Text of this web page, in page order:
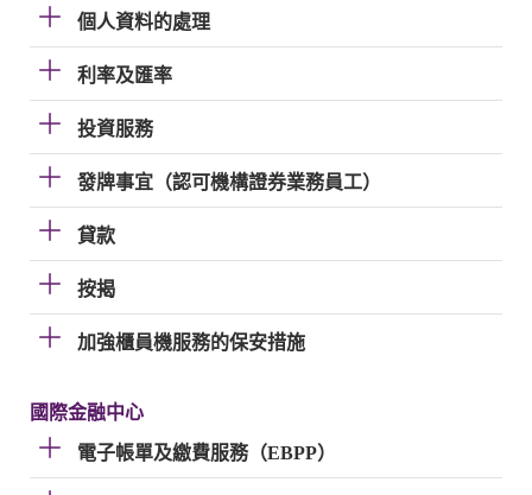
個人資料的處理
利率及匯率
投資服務
發牌事宜（認可機構證券業務員工）
貸款
按揭
加強櫃員機服務的保安措施
國際金融中心
電子帳單及繳費服務（EBPP）